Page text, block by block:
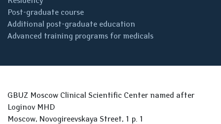
Post-graduate course
Additional post-graduate education
Advanced training programs for medicals
GBUZ Moscow Clinical Scientific Center named after
Loginov MHD
Moscow, Novogireevskaya Street, 1 p. 1